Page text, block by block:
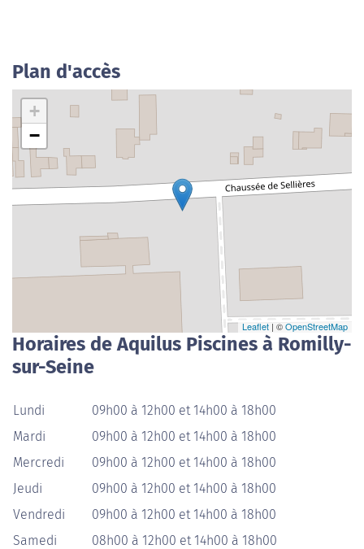
Plan d'accès
+
−
Leaflet | ©OpenStreetMap
Horaires de Aquilus Piscines à Romilly-
sur-Seine
Lundi
09h00 à 12h00 et 14h00 à 18h00
Mardi
09h00 à 12h00 et 14h00 à 18h00
Mercredi
09h00 à 12h00 et 14h00 à 18h00
Jeudi
09h00 à 12h00 et 14h00 à 18h00
Vendredi
09h00 à 12h00 et 14h00 à 18h00
Samedi
08h00 à 12h00 et 14h00 à 18h00